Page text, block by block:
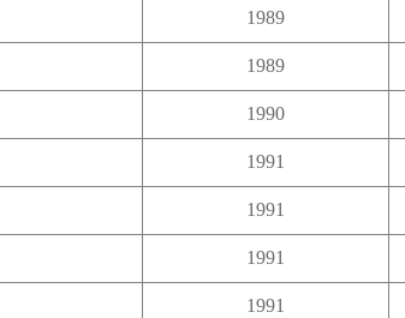
1989
1989
1990
1991
1991
1991
1991